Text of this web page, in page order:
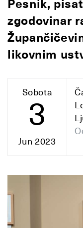
Pesnik,
zgodovinar
likovnim
Sobota
3
Jun 2023